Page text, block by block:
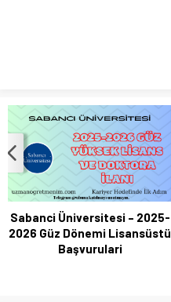
Sabanci Üniversitesi – 2025-
2026 Güz Dönemi Lisansüstü
Başvurulari